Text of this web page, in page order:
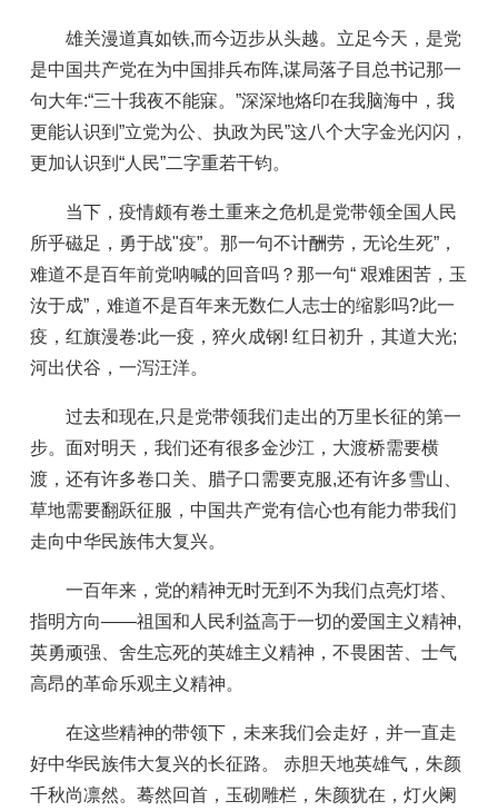
雄关漫道真如铁,而今迈步从头越。立足今天，是党
是中国共产党在为中国排兵布阵,谋局落子目总书记那一
句大年:“三十我夜不能寐。”深深地烙印在我脑海中，我
更能认识到”立党为公、执政为民”这八个大字金光闪闪，
更加认识到“人民”二字重若干钧。
当下，疫情颇有卷土重来之危机是党带领全国人民
所乎磁足，勇于战"疫”。那一句不计酬劳，无论生死”，
难道不是百年前党呐喊的回音吗？那一句“ 艰难困苦，玉
汝于成”，难道不是百年来无数仁人志士的缩影吗?此一
疫，红旗漫卷:此一疫，猝火成钢! 红日初升，其道大光;
河出伏谷，一泻汪洋。
过去和现在,只是党带领我们走出的万里长征的第一
步。面对明天，我们还有很多金沙江，大渡桥需要横
渡，还有许多卷口关、腊子口需要克服,还有许多雪山、
草地需要翻跃征服，中国共产党有信心也有能力带我们
走向中华民族伟大复兴。
一百年来，党的精神无时无到不为我们点亮灯塔、
指明方向——祖国和人民利益高于一切的爱国主义精神,
英勇顽强、舍生忘死的英雄主义精神，不畏困苦、士气
高昂的革命乐观主义精神。
在这些精神的带领下，未来我们会走好，并一直走
好中华民族伟大复兴的长征路。 赤胆天地英雄气，朱颜
千秋尚凛然。蓦然回首，玉砌雕栏，朱颜犹在，灯火阑